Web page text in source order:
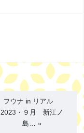
フウナ in リアル
2023・９月 新江ノ
島… »